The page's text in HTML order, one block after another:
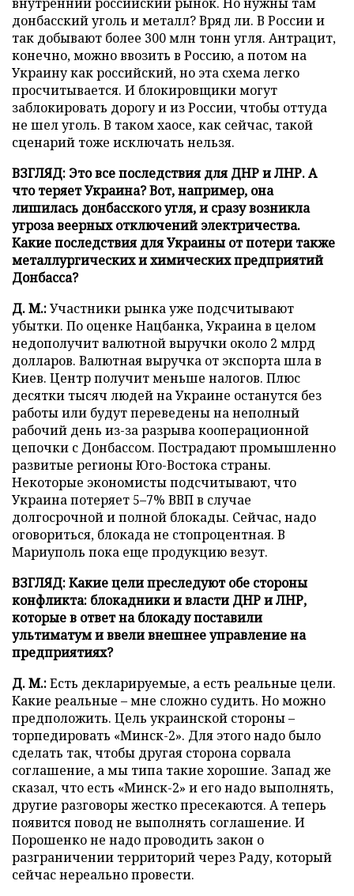
донбасский уголь и металл? Вряд ли. В России и
так добывают более 300 млн тонн угля. Антрацит,
конечно, можно ввозить в Россию, а потом на
Украину как российский, но эта схема легко
просчитывается. И блокировщики могут
заблокировать дорогу и из России, чтобы оттуда
не шел уголь. В таком хаосе, как сейчас, такой
сценарий тоже исключать нельзя.
ВЗГЛЯД: Это все последствия для ДНР и ЛНР. А
что теряет Украина? Вот, например, она
лишилась донбасского угля, и сразу возникла
угроза веерных отключений электричества.
Какие последствия для Украины от потери также
металлургических и химических предприятий
Донбасса?
Д. М.:Участники рынка уже подсчитывают
убытки. По оценке Нацбанка, Украина в целом
недополучит валютной выручки около 2 млрд
долларов. Валютная выручка от экспорта шла в
Киев. Центр получит меньше налогов. Плюс
десятки тысяч людей на Украине останутся без
работы или будут переведены на неполный
рабочий день из-за разрыва кооперационной
цепочки с Донбассом. Пострадают промышленно
развитые регионы Юго-Востока страны.
Некоторые экономисты подсчитывают, что
Украина потеряет 5–7% ВВП в случае
долгосрочной и полной блокады. Сейчас, надо
оговориться, блокада не стопроцентная. В
Мариуполь пока еще продукцию везут.
ВЗГЛЯД: Какие цели преследуют обе стороны
конфликта: блокадники и власти ДНР и ЛНР,
которые в ответ на блокаду поставили
ультиматум и ввели внешнее управление на
предприятиях?
Д. М.:Есть декларируемые, а есть реальные цели.
Какие реальные – мне сложно судить. Но можно
предположить. Цель украинской стороны –
торпедировать «Минск-2». Для этого надо было
сделать так, чтобы другая сторона сорвала
соглашение, а мы типа такие хорошие. Запад же
сказал, что есть «Минск-2» и его надо выполнять,
другие разговоры жестко пресекаются. А теперь
появится повод не выполнять соглашение. И
Порошенко не надо проводить закон о
разграничении территорий через Раду, который
сейчас нереально провести.